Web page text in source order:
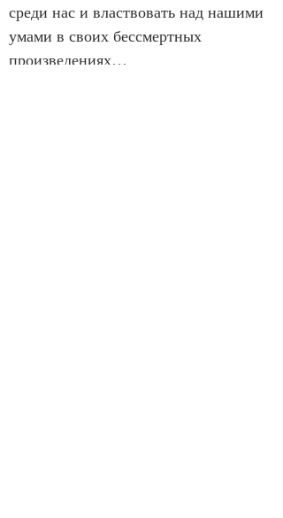
среди нас и властвовать над нашими
умами в своих бессмертных
произведениях…